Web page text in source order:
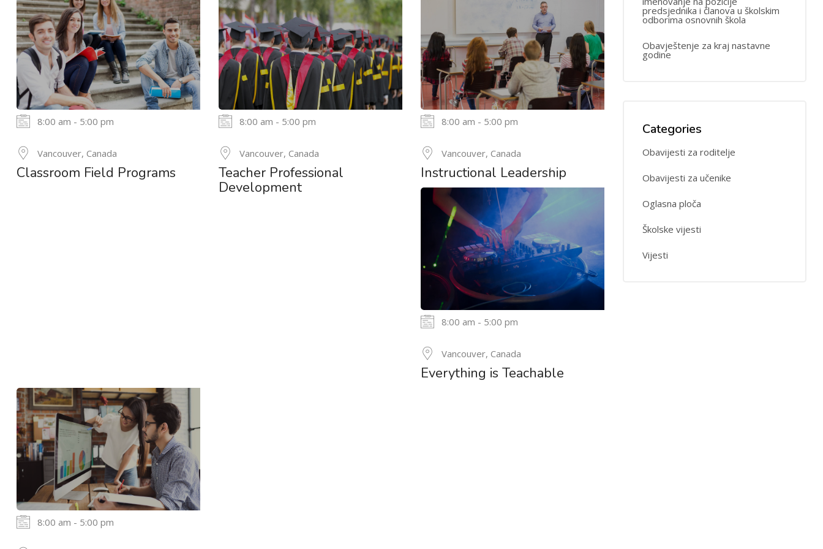
8:00 am - 5:00 pm
Vancouver, Canada
Classroom Field Programs
8:00 am - 5:00 pm
Vancouver, Canada
Teacher Professional
Development
MAY
8:00 am - 5:00 pm
Vancouver, Canada
Instructional Leadership
MAY
8:00 am - 5:00 pm
Vancouver, Canada
Everything is Teachable
8:00 am - 5:00 pm
predsjednika i članova u školskim
odborima osnovnih škola
Obavještenje za kraj nastavne
godine
Categories
Obavijesti za roditelje
Obavijesti za učenike
Oglasna ploča
Školske vijesti
Vijesti